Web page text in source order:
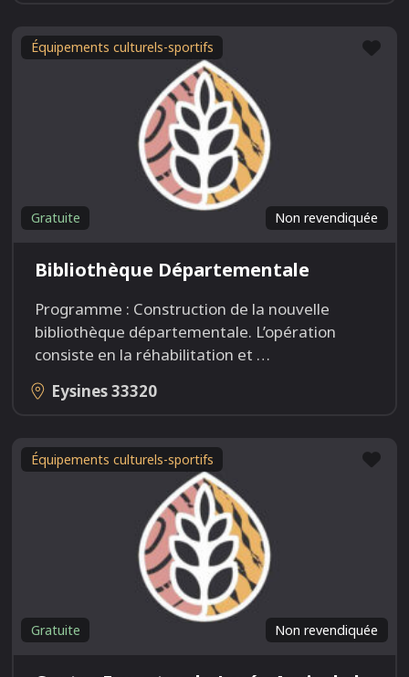
Équipements culturels-sportifs
Non revendiquée
Gratuite
Bibliothèque Départementale
Programme : Construction de la nouvelle
bibliothèque départementale. L’opération
consiste en la réhabilitation et …
Eysines33320
Équipements culturels-sportifs
Non revendiquée
Gratuite